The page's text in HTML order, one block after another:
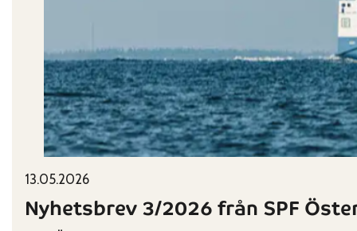
Published on:
13.05.2026
Nyhetsbrev 3/2026 från SPF
Categories: